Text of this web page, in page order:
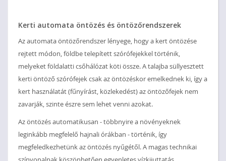
Kerti automata öntözés és öntözőrendszerek
Az automata öntözőrendszer lényege, hogy a kert öntözése
rejtett módon, földbe telepített szórófejekkel történik,
melyeket földalatti csőhálózat köti össze. A talajba süllyesztett
kerti öntöző szórófejek csak az öntözéskor emelkednek ki, így a
kert használatát (fűnyírást, közlekedést) az öntözőfejek nem
zavarják, szinte észre sem lehet venni azokat.
Az öntözés automatikusan - többnyire a növényeknek
leginkább megfelelő hajnali órákban - történik, így
megfeledkezhetünk az öntözés nyűgétől. A magas technikai